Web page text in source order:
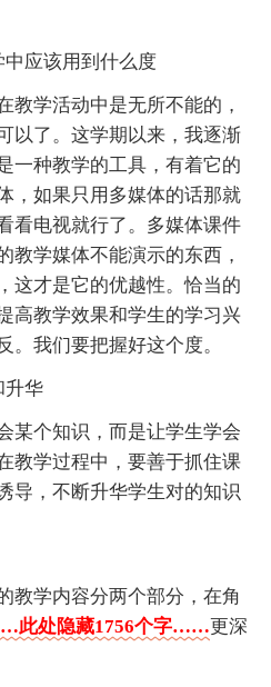
应该用到什么度
教学活动中是无所不能的，
以了。这学期以来，我逐渐
一种教学的工具，有着它的
，如果只用多媒体的话那就
看电视就行了。多媒体课件
教学媒体不能演示的东西，
这才是它的优越性。恰当的
高教学效果和学生的学习兴
。我们要把握好这个度。
升华
某个知识，而是让学生学会
教学过程中，要善于抓住课
导，不断升华学生对的知识
教学内容分两个部分，在角
此处隐藏1756个字……更深